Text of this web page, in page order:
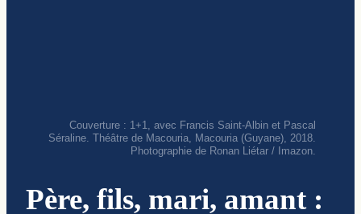
Couverture : 1+1, avec Francis Saint-Albin et Pascal
Séraline. Théâtre de Macouria, Macouria (Guyane), 2018.
Photographie de Ronan Liétar / Imazon.
Père, fils, mari, amant :